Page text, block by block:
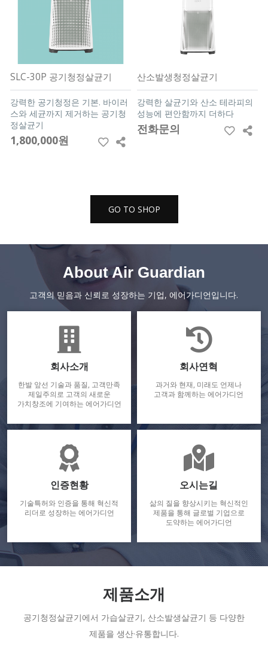
SLC-30P 공기청정살균기
강력한 공기청정은 기본. 바이러
스와 세균까지 제거하는 공기청
정살균기
1,800,000원
산소발생청정살균기
강력한 살균기와 산소 테라피의
성능에 편안함까지 더하다
전화문의
GO TO SHOP
GO TO SHOP
About Air Guardian
고객의 믿음과 신뢰로 성장하는 기업, 에어가디언입니다.
회사소개
한발 앞선 기술과 품질, 고객만족
제일주의로 고객의 새로운
가치창조에 기여하는 에어가디언
회사연혁
과거와 현재, 미래도 언제나
고객과 함께하는 에어가디언
인증현황
기술특허와 인증을 통해 혁신적
리더로 성장하는 에어가디언
오시는길
삶의 질을 향상시키는 혁신적인
제품을 통해 글로벌 기업으로
도약하는 에어가디언
제품소개
공기청정살균기에서 가습살균기, 산소발생살균기 등 다양한
제품을 생산·유통합니다.